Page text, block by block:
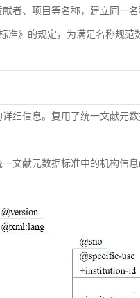
者、项目等名称，建立同一
》的规定，为满足名称规
细信息。复用了统一文献元
文献元数据标准中的机构信息